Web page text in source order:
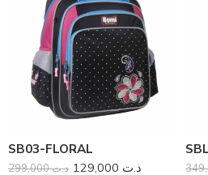
SB03-FLORAL
د.ت299,000 د.ت